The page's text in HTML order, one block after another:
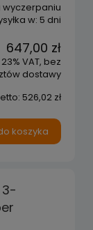
wyczerpaniu
w: 5 dni
647,00 zł
VAT, bez
dostawy
526,02 zł
koszyka